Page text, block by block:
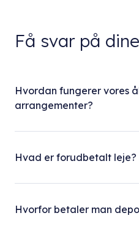
Få svar på
Hvordan fungerer vores
arrangementer?
Hvad er forudbetalt leje?
Hvorfor betaler man